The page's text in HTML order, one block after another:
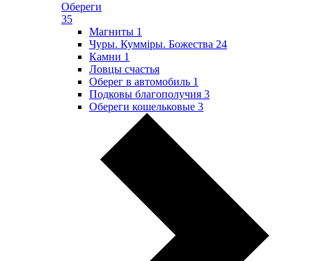
Обереги
35
Магниты 1
Чуры. Куммiры. Божества 24
Камни 1
Ловцы счастья
Оберег в автомобиль 1
Подковы благополучия 3
Обереги кошельковые 3